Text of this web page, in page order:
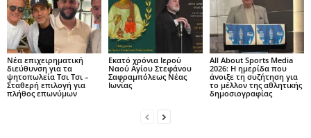
Νέα επιχειρηματική
διεύθυνση για τα
ψητοπωλεία Τσι Τσι –
Σταθερή επιλογή για
πλήθος επωνύμων
Εκατό χρόνια Ιερού
Ναού Αγίου Στεφάνου
Σαφραμπόλεως Νέας
Ιωνίας
All About Sports Media
2026: Η ημερίδα που
άνοιξε τη συζήτηση για
το μέλλον της αθλητικής
δημοσιογραφίας